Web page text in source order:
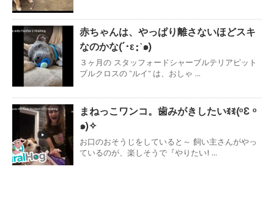
赤ちゃんは、やっぱり離さないほどスキ
なのかな(´･ε･̥ˋ๑)
３ヶ月の スタッフォードシャーブルテリアピット
ブルクロスの ”ルイ” は、おしゃ ...
まねっこワンコ。歯みがきしたいꉂꉂ(ᵒƐ ᵒ
๑)✧
お口のおそうじをしていると～ 飼い主さんがやっ
ているのが、楽しそうで『やりたい! ...